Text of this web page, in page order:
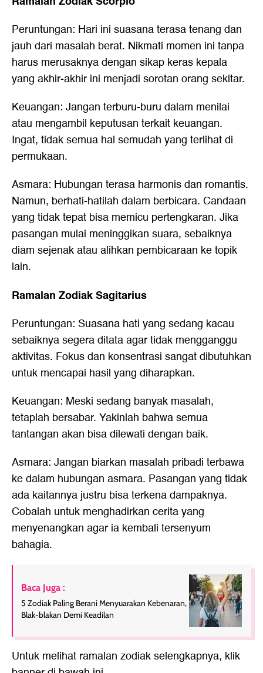
Peruntungan: Hari ini suasana terasa tenang dan
jauh dari masalah berat. Nikmati momen ini tanpa
harus merusaknya dengan sikap keras kepala
yang akhir-akhir ini menjadi sorotan orang sekitar.
Keuangan: Jangan terburu-buru dalam menilai
atau mengambil keputusan terkait keuangan.
Ingat, tidak semua hal semudah yang terlihat di
permukaan.
Asmara: Hubungan terasa harmonis dan romantis.
Namun, berhati-hatilah dalam berbicara. Candaan
yang tidak tepat bisa memicu pertengkaran. Jika
pasangan mulai meninggikan suara, sebaiknya
diam sejenak atau alihkan pembicaraan ke topik
lain.
Ramalan Zodiak Sagitarius
Peruntungan: Suasana hati yang sedang kacau
sebaiknya segera ditata agar tidak mengganggu
aktivitas. Fokus dan konsentrasi sangat dibutuhkan
untuk mencapai hasil yang diharapkan.
Keuangan: Meski sedang banyak masalah,
tetaplah bersabar. Yakinlah bahwa semua
tantangan akan bisa dilewati dengan baik.
Asmara: Jangan biarkan masalah pribadi terbawa
ke dalam hubungan asmara. Pasangan yang tidak
ada kaitannya justru bisa terkena dampaknya.
Cobalah untuk menghadirkan cerita yang
menyenangkan agar ia kembali tersenyum
bahagia.
Baca Juga :
5 Zodiak Paling Berani Menyuarakan Kebenaran,
Blak-blakan Demi Keadilan
Untuk melihat ramalan zodiak selengkapnya, klik